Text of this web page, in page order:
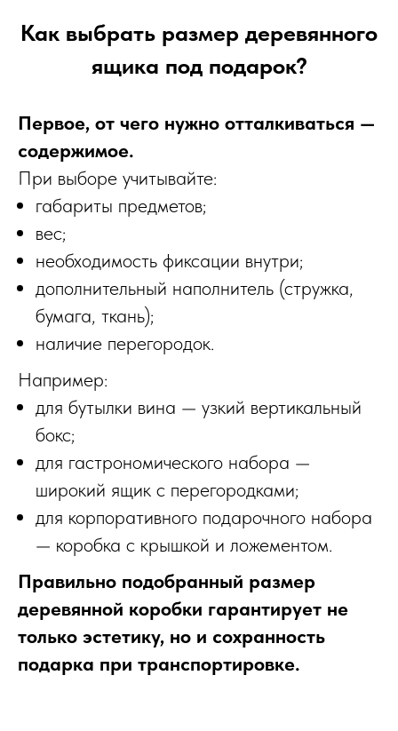
Как выбрать размер деревянного
ящика под подарок?
Первое, от чего нужно отталкиваться —
содержимое.
При выборе учитывайте:
габариты предметов;
вес;
необходимость фиксации внутри;
дополнительный наполнитель (стружка,
бумага, ткань);
наличие перегородок.
Например:
для бутылки вина — узкий вертикальный
бокс;
для гастрономического набора —
широкий ящик с перегородками;
для корпоративного подарочного набора
— коробка с крышкой и ложементом.
Правильно подобранный размер
деревянной коробки гарантирует не
только эстетику, но и сохранность
подарка при транспортировке.